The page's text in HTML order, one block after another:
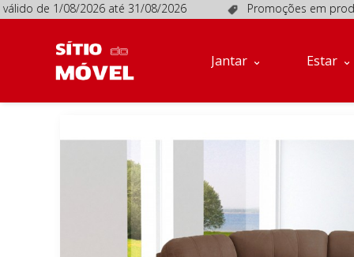
de 1/08/2026 até 31/08/2026 Promoções em produtos
Jantar Estar
Jantar
Estar
Móveis